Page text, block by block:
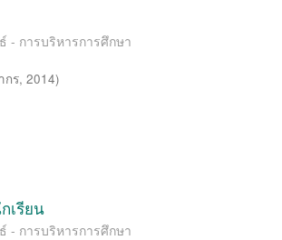
- การบริหารการศึกษา
กร,2014)
เรียน
- การบริหารการศึกษา